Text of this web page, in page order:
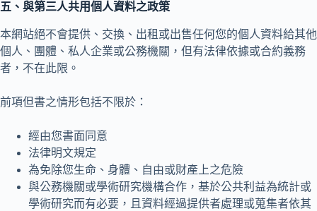
五、與第三人共用個人資料之政策
本網站絕不會提供、交換、出租或出售任何您的個人資料給其他
個人、團體、私人企業或公務機關，但有法律依據或合約義務
者，不在此限。
前項但書之情形包括不限於：
經由您書面同意
法律明文規定
為免除您生命、身體、自由或財產上之危險
與公務機關或學術研究機構合作，基於公共利益為統計或
學術研究而有必要，且資料經過提供者處理或蒐集者依其